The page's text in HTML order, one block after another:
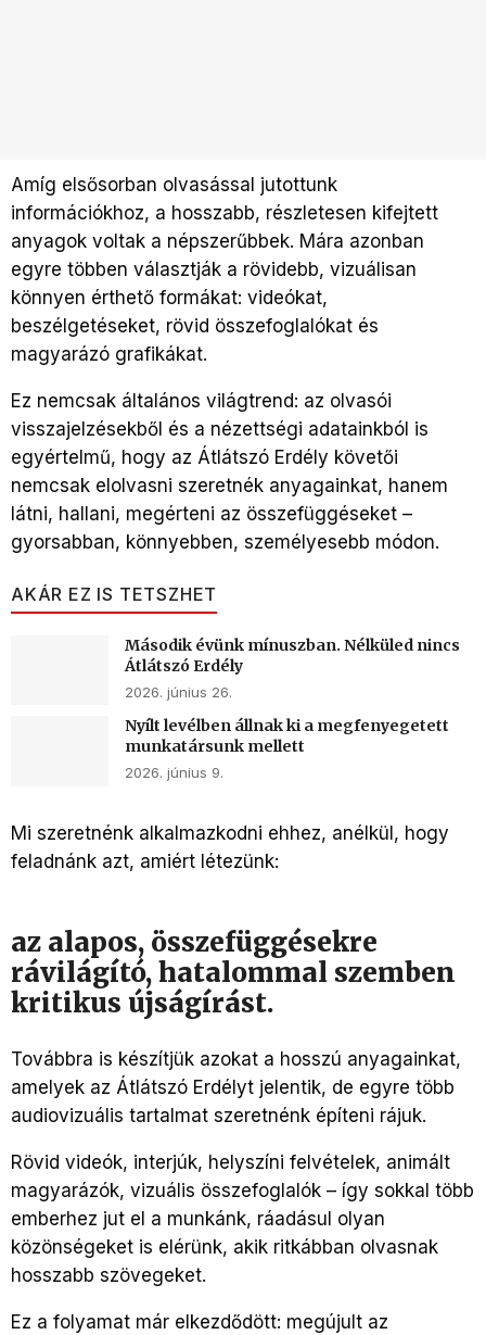
Amíg elsősorban olvasással jutottunk
információkhoz, a hosszabb, részletesen kifejtett
anyagok voltak a népszerűbbek. Mára azonban
egyre többen választják a rövidebb, vizuálisan
könnyen érthető formákat: videókat,
beszélgetéseket, rövid összefoglalókat és
magyarázó grafikákat.
Ez nemcsak általános világtrend: az olvasói
visszajelzésekből és a nézettségi adatainkból is
egyértelmű, hogy az Átlátszó Erdély követői
nemcsak elolvasni szeretnék anyagainkat, hanem
látni, hallani, megérteni az összefüggéseket –
gyorsabban, könnyebben, személyesebb módon.
AKÁR EZ IS TETSZHET
Második évünk mínuszban. Nélküled nincs
Átlátszó Erdély
2026. június 26.
Nyílt levélben állnak ki a megfenyegetett
munkatársunk mellett
2026. június 9.
Mi szeretnénk alkalmazkodni ehhez, anélkül, hogy
feladnánk azt, amiért létezünk:
az alapos, összefüggésekre
rávilágító, hatalommal szemben
kritikus újságírást.
Továbbra is készítjük azokat a hosszú anyagainkat,
amelyek az Átlátszó Erdélyt jelentik, de egyre több
audiovizuális tartalmat szeretnénk építeni rájuk.
Rövid videók, interjúk, helyszíni felvételek, animált
magyarázók, vizuális összefoglalók – így sokkal több
emberhez jut el a munkánk, ráadásul olyan
közönségeket is elérünk, akik ritkábban olvasnak
hosszabb szövegeket.
Ez a folyamat már elkezdődött: megújult az